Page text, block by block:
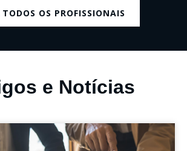
TODOS OS PROFISSIONAIS
e Notícias